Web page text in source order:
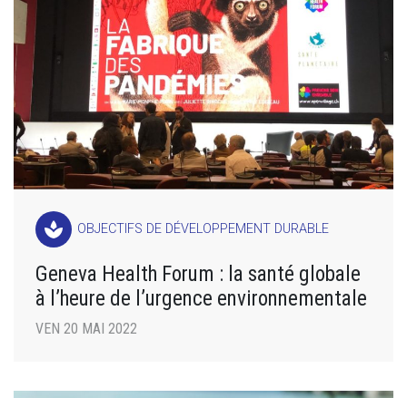
spa OBJECTIFS DE DÉVELOPPEMENT DURABLE
Geneva Health Forum : la santé globale
à l’heure de l’urgence environnementale
VEN 20 MAI 2022